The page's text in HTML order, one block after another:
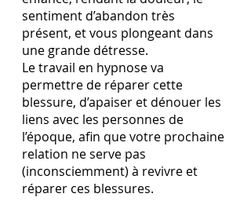
sentiment d’abandon très
présent, et vous plongeant dans
une grande détresse.
Le travail en hypnose va
permettre de réparer cette
blessure, d’apaiser et dénouer les
liens avec les personnes de
l’époque, afin que votre prochaine
relation ne serve pas
(inconsciemment) à revivre et
réparer ces blessures.